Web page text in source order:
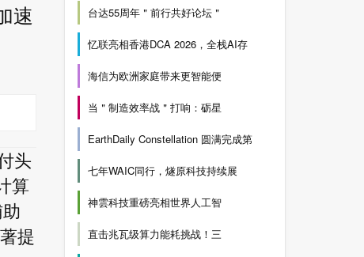
速
头
算
提
台达55周年＂前行共好论坛＂
忆联亮相香港DCA 2026，全栈AI存
海信为欧洲家庭带来更智能便
当＂制造效率战＂打响：砺星
EarthDaily Constellation 圆满完成第
七年WAIC同行，燧原科技持续展
神雲科技重磅亮相世界人工智
直击兆瓦级算力能耗挑战！三